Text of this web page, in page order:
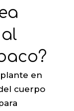
en
cuerpo